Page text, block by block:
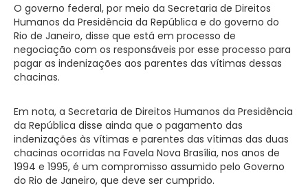
O governo federal, por meio da Secretaria de Direitos
Humanos da Presidência da República e do governo do
Rio de Janeiro, disse que está em processo de
negociação com os responsáveis por esse processo para
pagar as indenizações aos parentes das vítimas dessas
chacinas.
Em nota, a Secretaria de Direitos Humanos da Presidência
da República disse ainda que o pagamento das
indenizações às vítimas e parentes das vítimas das duas
chacinas ocorridas na Favela Nova Brasília, nos anos de
1994 e 1995, é um compromisso assumido pelo Governo
do Rio de Janeiro, que deve ser cumprido.